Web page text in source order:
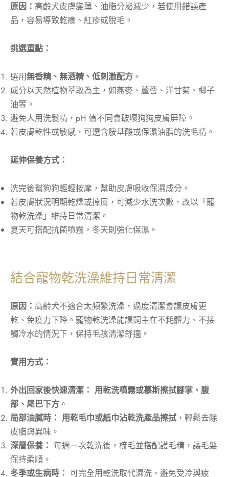
原因： 高齡犬皮膚變薄、油脂分泌減少，若使用錯誤產
品，容易導致乾癢、紅疹或脫毛。
挑選重點：
選用無香精、無酒精、低刺激配方 。
成分以天然植物萃取為主，如燕麥、蘆薈、洋甘菊、椰子
油等。
避免人用洗髮精，pH 值不同會破壞狗狗皮膚屏障。
若皮膚乾性或敏感，可選含胺基酸或保濕油脂的洗毛精。
延伸保養方式：
洗完後幫狗狗輕輕按摩，幫助皮膚吸收保濕成分。
若皮膚狀況明顯乾燥或掉屑，可減少水洗次數，改以「寵
物乾洗澡」維持日常清潔。
夏天可搭配抗菌噴霧，冬天則強化保濕。
結合寵物乾洗澡維持日常清潔
原因： 高齡犬不適合太頻繁洗澡，過度清潔會讓皮膚更
乾、免疫力下降。寵物乾洗澡能讓飼主在不耗體力、不接
觸冷水的情況下，保持毛孩清潔舒適。
實用方式：
外出回家後快速清潔： 用乾洗噴霧或慕斯擦拭腳掌、腹
部、尾巴下方 。
局部油膩時： 用乾毛巾或紙巾沾乾洗產品擦拭 ，輕鬆去除
皮脂與異味。
深層保養： 每週一次乾洗後，梳毛並搭配護毛精，讓毛髮
保持柔順。
冬季或生病時： 可完全用乾洗取代濕洗，避免受冷與疲